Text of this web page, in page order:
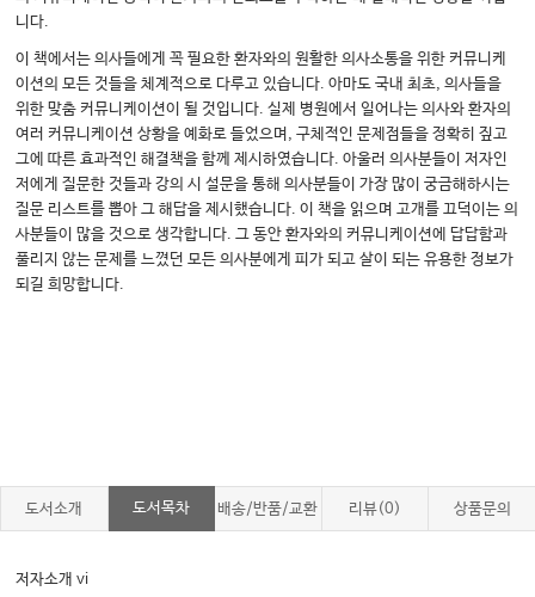
니다.
이 책에서는 의사들에게 꼭 필요한 환자와의 원활한 의사소통을 위한 커뮤니케
이션의 모든 것들을 체계적으로 다루고 있습니다. 아마도 국내 최초, 의사들을
위한 맞춤 커뮤니케이션이 될 것입니다. 실제 병원에서 일어나는 의사와 환자의
여러 커뮤니케이션 상황을 예화로 들었으며, 구체적인 문제점들을 정확히 짚고
그에 따른 효과적인 해결책을 함께 제시하였습니다. 아울러 의사분들이 저자인
저에게 질문한 것들과 강의 시 설문을 통해 의사분들이 가장 많이 궁금해하시는
질문 리스트를 뽑아 그 해답을 제시했습니다. 이 책을 읽으며 고개를 끄덕이는 의
사분들이 많을 것으로 생각합니다. 그 동안 환자와의 커뮤니케이션에 답답함과
풀리지 않는 문제를 느꼈던 모든 의사분에게 피가 되고 살이 되는 유용한 정보가
되길 희망합니다.
도서소개 도서목차 배송/반품/교환 리뷰(0) 상품문의
저자소개 vi